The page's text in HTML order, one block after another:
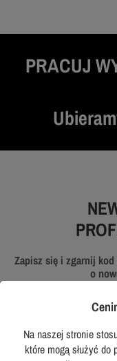
PRACUJ
Zapisz się i zgarnij
o
Na naszej stronie
które mogą służyć